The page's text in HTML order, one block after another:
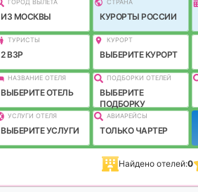
ГОРОД ВЫЛEТА
ИЗ МОСКВЫ
СТРАНА
КУРОРТЫ РОССИИ
ТУРИСТЫ
2 ВЗР
КУРОРТ
ВЫБЕРИТЕ КУРОРТ
НАЗВАНИЕ ОТЕЛЯ
ВЫБЕРИТЕ ОТЕЛЬ
ПОДБОРКИ ОТЕЛЕЙ
ВЫБЕРИТЕ
ПОДБОРКУ
УСЛУГИ ОТЕЛЯ
ВЫБЕРИТЕ УСЛУГИ
АВИАРЕЙСЫ
ТОЛЬКО ЧАРТЕР
Найдено отелей:0